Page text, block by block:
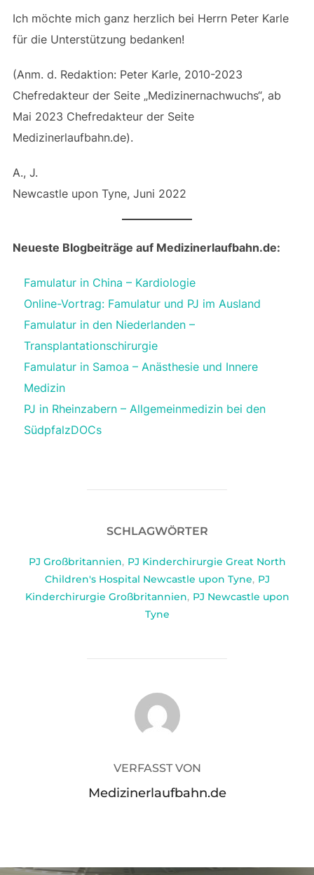
Ich möchte mich ganz herzlich bei Herrn Peter Karle
für die Unterstützung bedanken!
(Anm. d. Redaktion: Peter Karle, 2010-2023
Chefredakteur der Seite „Medizinernachwuchs“, ab
Mai 2023 Chefredakteur der Seite
Medizinerlaufbahn.de).
A., J.
Newcastle upon Tyne, Juni 2022
Neueste Blogbeiträge auf Medizinerlaufbahn.de:
Famulatur in China – Kardiologie
Online-Vortrag: Famulatur und PJ im Ausland
Famulatur in den Niederlanden –
Transplantationschirurgie
Famulatur in Samoa – Anästhesie und Innere
Medizin
PJ in Rheinzabern – Allgemeinmedizin bei den
SüdpfalzDOCs
SCHLAGWÖRTER
PJ Großbritannien, PJ Kinderchirurgie Great North
Children's Hospital Newcastle upon Tyne, PJ
Kinderchirurgie Großbritannien, PJ Newcastle upon
Tyne
BEITRAGSAUTOR
VERFASST VON
Medizinerlaufbahn.de